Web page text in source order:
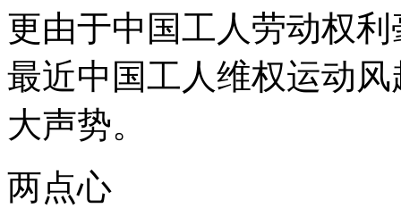
更由于中国工人劳动权
最近中国工人维权运动
大声势。
两点心